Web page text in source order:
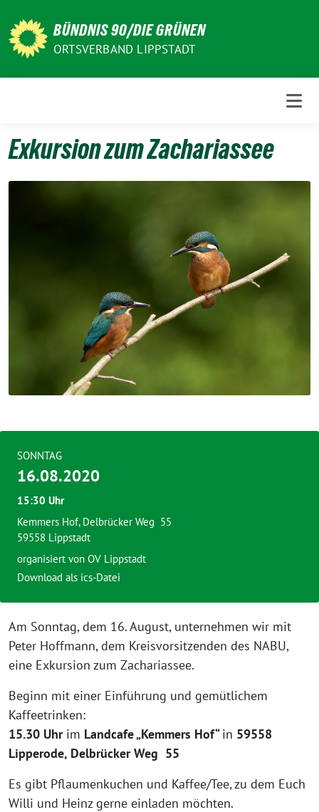
zum
Inhalt
BÜNDNIS 90/DIE GRÜNEN
ORTSVERBAND LIPPSTADT
Exkursion zum Zachariassee
Am Sonntag, dem 16. August, unternehmen wir mit
Peter Hoffmann, dem Kreisvorsitzenden des NABU,
eine Exkursion zum Zachariassee.
Beginn mit einer Einführung und gemütlichem
Kaffeetrinken:
15.30 Uhr im Landcafe „Kemmers Hof“in 59558
Lipperode, Delbrücker Weg 55
Es gibt Pflaumenkuchen und Kaffee/Tee, zu dem Euch
Willi und Heinz gerne einladen möchten.
SONNTAG
16.08.2020
15:30 Uhr
Kemmers Hof, Delbrücker Weg 55
59558 Lippstadt
organisiert von OV Lippstadt
Download als ics-Datei